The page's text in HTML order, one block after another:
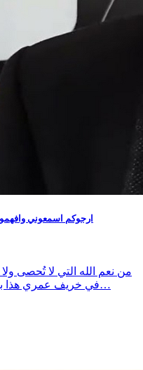
ارجوكم اسمعوني
من نعم الله التي لا تُحصى
في خريف عمري هذا بصحّة جيّدة … لا اشتكي من ايّ مرض…